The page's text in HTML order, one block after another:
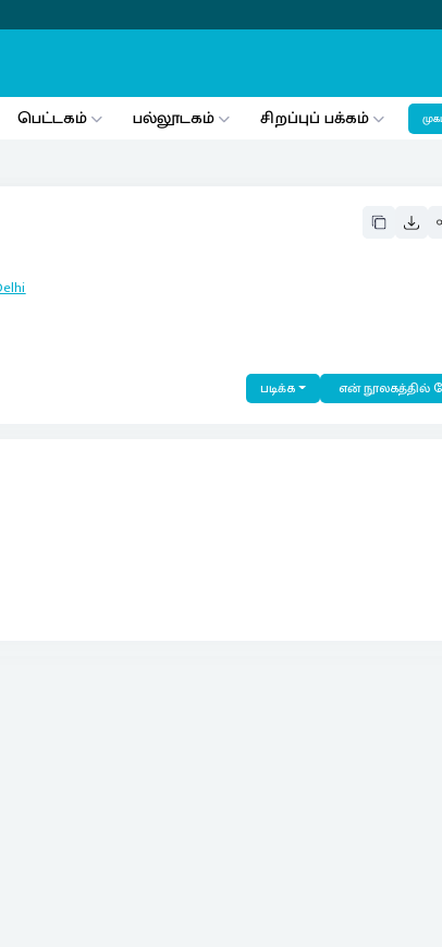
பெட்டகம் பல்லூடகம் சிறப்புப் பக்கம்
படிக்க என் நூலகத்தில்